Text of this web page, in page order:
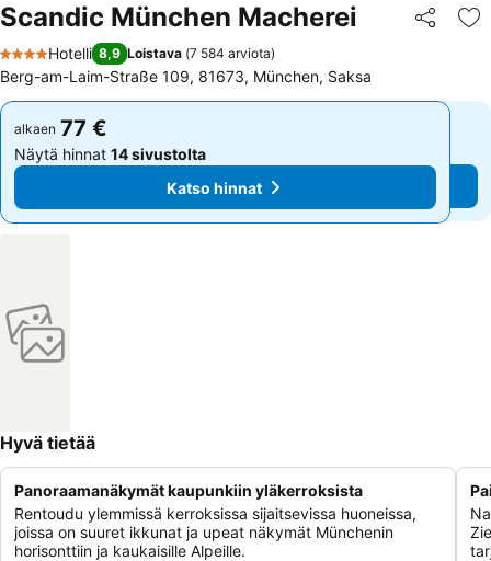
Scandic München Macherei Jaa
4 Tähtiluokitus
Hotelli 8,9 Loistava (7 584 arviota)
Berg-am-Laim-Straße 109, 81673, München, Saksa
alkaen 77 €
Näytä hinnat 14 sivustolta
Katso hinnat
alkaen 77 €
Näytä hinnat 14 sivustolta
Katso hinnat
Hyvä tietää
Panoraamanäkymät kaupunkiin yläkerroksista
Rentoudu ylemmissä kerroksissa sijaitsevissa huoneissa,
joissa on suuret ikkunat ja upeat näkymät Münchenin
horisonttiin ja kaukaisille Alpeille.